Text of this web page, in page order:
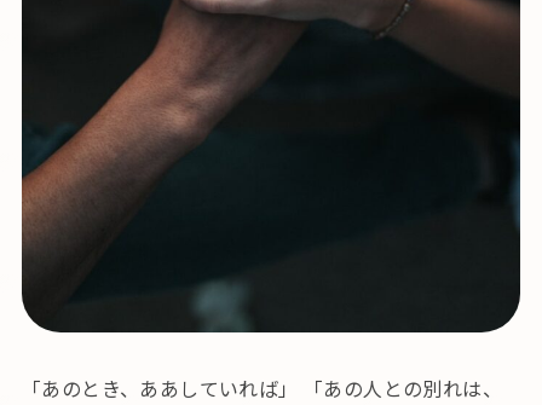
「あのとき、ああしていれば」 「あの人との別れは、